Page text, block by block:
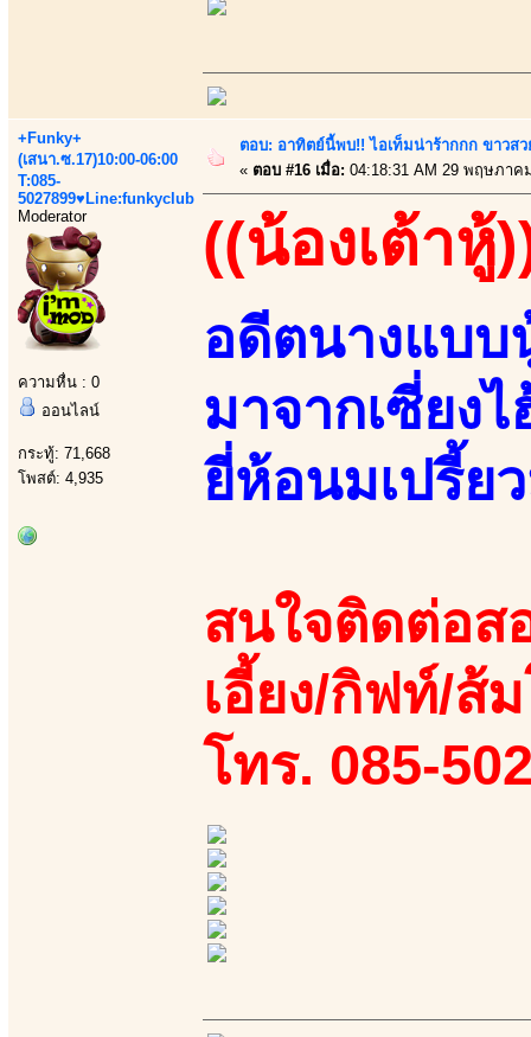
+Funky+
(เสนา.ซ.17)10:00-06:00
T:085-
5027899♥Line:funkyclub
Moderator
ความหื่น : 0
ออนไลน์
กระทู้: 71,668
โพสต์: 4,935
ตอบ: อาทิตย์นี้พบ!! ไอเท็มน่าร้ากกก ขาวส
« ตอบ #16 เมื่อ: 04:18:31 AM 29 พฤษภาค
((น้องเต้าหู้
อดีตนางแบบ
มาจากเซี่ยง
ยี่ห้อนมเปรี้ย
สนใจติดต่อส
เอี้ยง/กิฟท์/ส้
โทร. 085-